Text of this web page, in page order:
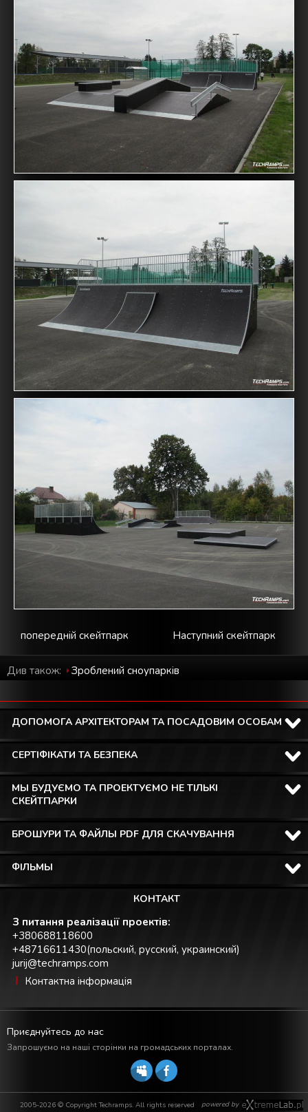
Наступний скейтпарк
попередній скейтпарк
Див також: Зроблений cноупарків
ДОПОМОГА АРХІТЕКТОРАМ ТА ПОСАДОВИМ ОСОБАМ
СЕРТІФІКАТИ ТА БЕЗПЕКА
МЫ БУДУЄМО ТА ПРОЕКТУЄМО НЕ ТІЛЬКІ
СКЕЙТПАРКИ
БРОШУРИ ТА ФАЙЛЫ PDF ДЛЯ СКАЧУВАННЯ
ФІЛЬМЫ
КОНТАКТ
З питання реалізації проектів:
+380688118600
+48716611430(польский, русский, украинский)
jurij@techramps.com
Контактна інформація
Приєднуйтесь до нас
Запрошуємо на наші сторінки на громадських порталах.
powered by
2005-2026 © Copyright Techramps. All rights reserved